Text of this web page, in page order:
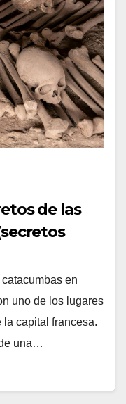
de las
en
uno de los lugares
la capital francesa.
una…